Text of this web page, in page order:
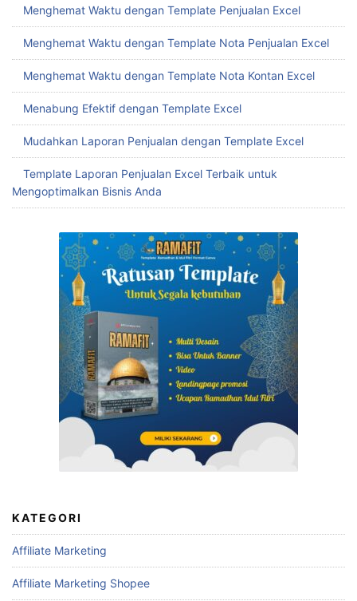
Menghemat Waktu dengan Template Penjualan Excel
Menghemat Waktu dengan Template Nota Penjualan Excel
Menghemat Waktu dengan Template Nota Kontan Excel
Menabung Efektif dengan Template Excel
Mudahkan Laporan Penjualan dengan Template Excel
Template Laporan Penjualan Excel Terbaik untuk
Mengoptimalkan Bisnis Anda
KATEGORI
Affiliate Marketing
Affiliate Marketing Shopee